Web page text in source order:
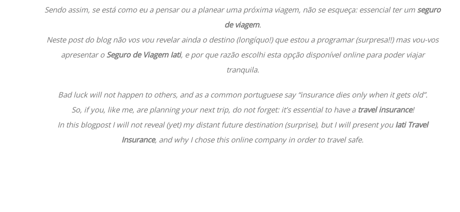
Sendo assim, se está como eu a pensar ou a planear uma próxima viagem, não se esqueça: essencial ter um seguro
de viagem.
Neste post do blog não vos vou revelar ainda o destino (longíquo!) que estou a programar (surpresa!!) mas vou-vos
apresentar o Seguro de Viagem Iati, e por que razão escolhi esta opção disponível online para poder viajar
tranquila.
Bad luck will not happen to others, and as a common portuguese say “insurance dies only when it gets old”.
So, if you, like me, are planning your next trip, do not forget: it’s essential to have atravel insurance!
In this blogpost I will not reveal (yet) my distant future destination (surprise), but I will present you Iati Travel
Insurance, and why I chose this online company in order to travel safe.